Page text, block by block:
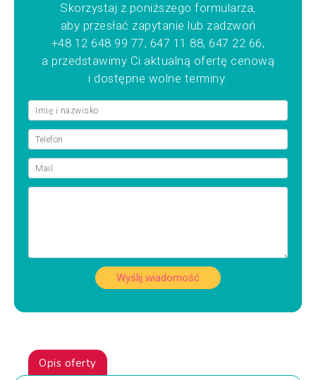
Skorzystaj z poniższego formularza,
aby przesłać zapytanie lub zadzwoń
+48 12 648 99 77, 647 11 88, 647 22 66,
a przedstawimy Ci aktualną ofertę cenową
i dostępne wolne terminy.
Wyślij wiadomość
Opis oferty